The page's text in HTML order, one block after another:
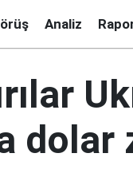
Analiz
dolar